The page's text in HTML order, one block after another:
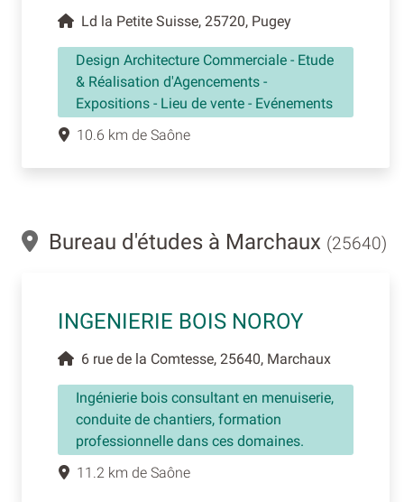
Ld la Petite Suisse, 25720, Pugey
Design Architecture Commerciale - Etude
& Réalisation d'Agencements -
Expositions - Lieu de vente - Evénements
10.6 km de Saône
Bureau d'études à Marchaux (25640)
INGENIERIE BOIS NOROY
6 rue de la Comtesse, 25640, Marchaux
Ingénierie bois consultant en menuiserie,
conduite de chantiers, formation
professionnelle dans ces domaines.
11.2 km de Saône